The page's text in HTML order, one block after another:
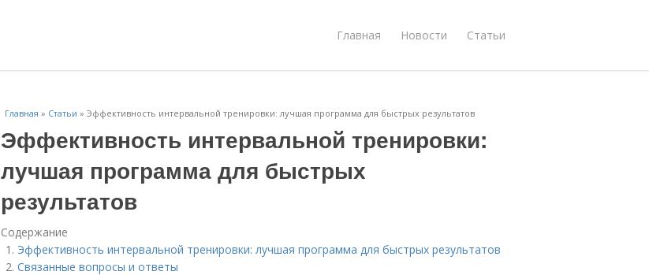
Главная Новости Статьи
Главная » Статьи » Эффективность интервальной тренировки: лучшая программа для быстрых результатов
Эффективность интервальной тренировки:
лучшая программа для быстрых
результатов
Содержание
Эффективность интервальной тренировки: лучшая программа для быстрых результатов
Связанные вопросы и ответы